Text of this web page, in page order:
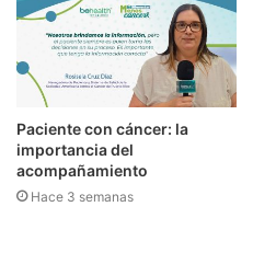
Paciente con cáncer: la
importancia del
acompañamiento
Hace 3 semanas